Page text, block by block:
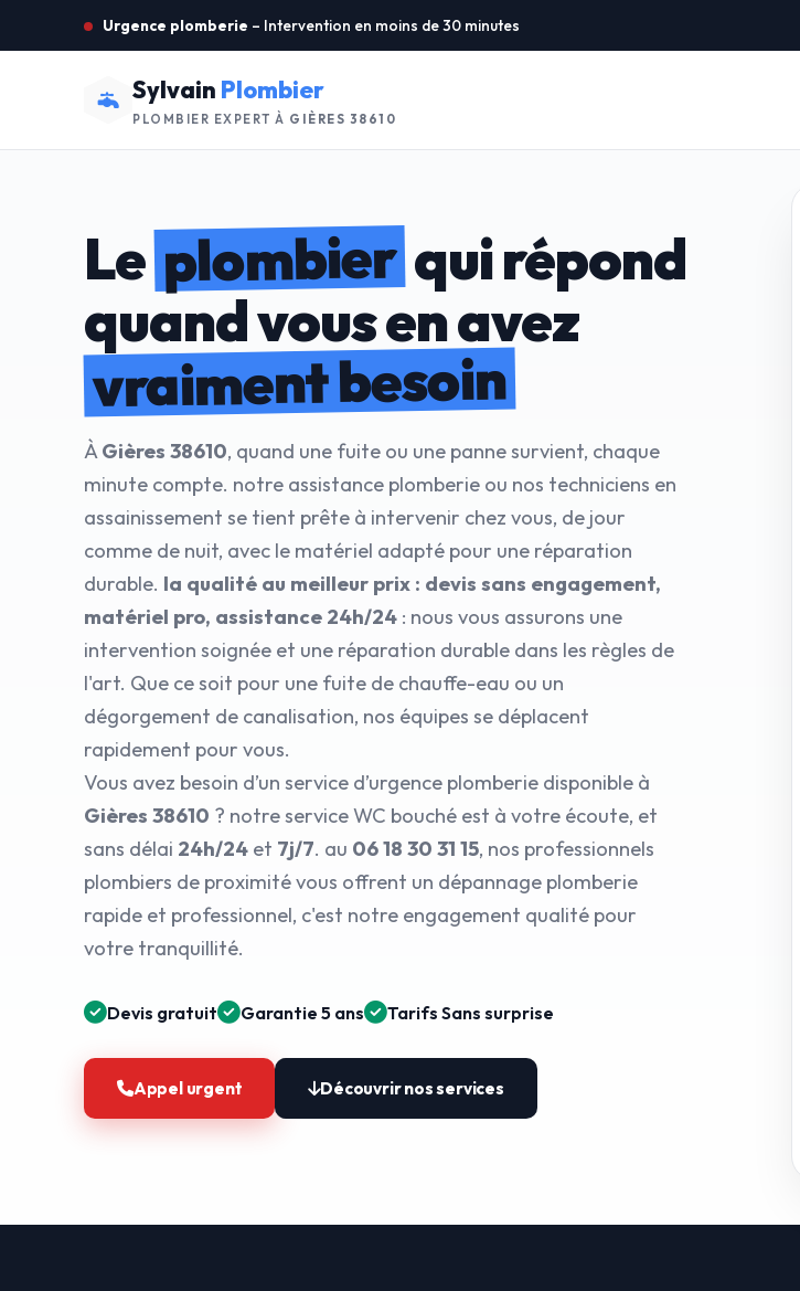
Urgence plomberie – Intervention en moins de 30 minutes
Sylvain Plombier
PLOMBIER EXPERT À GIÈRES 38610
Leplombierqui répond
quand vous en avez
vraiment besoin
ÀGières 38610, quand une fuite ou une panne survient, chaque
minute compte. notre assistance plomberie ou nos techniciens en
assainissement se tient prête à intervenir chez vous, de jour
comme de nuit, avec le matériel adapté pour une réparation
durable. la qualité au meilleur prix : devis sans engagement,
matériel pro, assistance 24h/24 : nous vous assurons une
intervention soignée et une réparation durable dans les règles de
l'art. Que ce soit pour une fuite de chauffe-eau ou un
dégorgement de canalisation, nos équipes se déplacent
rapidement pour vous.
Vous avez besoin d’un service d’urgence plomberie disponible à
Gières 38610 ? notre service WC bouché est à votre écoute, et
sans délai 24h/24 et 7j/7. au 06 18 30 31 15, nos professionnels
plombiers de proximité vous offrent un dépannage plomberie
rapide et professionnel, c'est notre engagement qualité pour
votre tranquillité.
Devis gratuit Garantie 5 ans Tarifs Sans surprise
Appel urgent Découvrir nos services